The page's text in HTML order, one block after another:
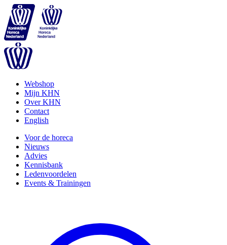
Webshop
Mijn KHN
Over KHN
Contact
English
Voor de horeca
Nieuws
Advies
Kennisbank
Ledenvoordelen
Events & Trainingen